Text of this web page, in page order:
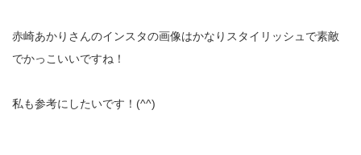
赤崎あかりさんのインスタの画像はかなりスタイリッシュで素敵
でかっこいいですね！
私も参考にしたいです！(^^)